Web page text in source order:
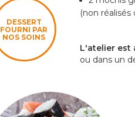
DESSERT
FOURNI PAR
NOS SOINS
(non
L'atelier est
ou dans un